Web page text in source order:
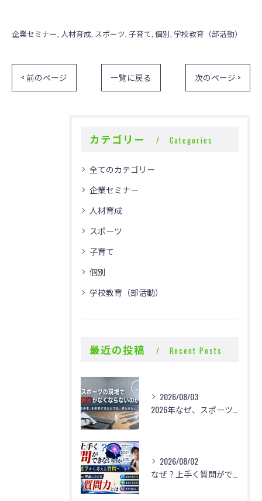
企業セミナー 人材育成 スポーツ 子育て 個別 学校教育（部活動）
< 前のページ 一覧に戻る 次のページ >
カテゴリー Categories
全てのカテゴリー
企業セミナー
人材育成
スポーツ
子育て
個別
学校教育（部活動）
最近の投稿 Recent Posts
2026/08/03
2026/08/02